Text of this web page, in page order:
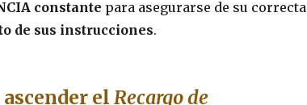
constante para asegurarse de su correcta
de sus instrucciones.
ascender el Recargo de